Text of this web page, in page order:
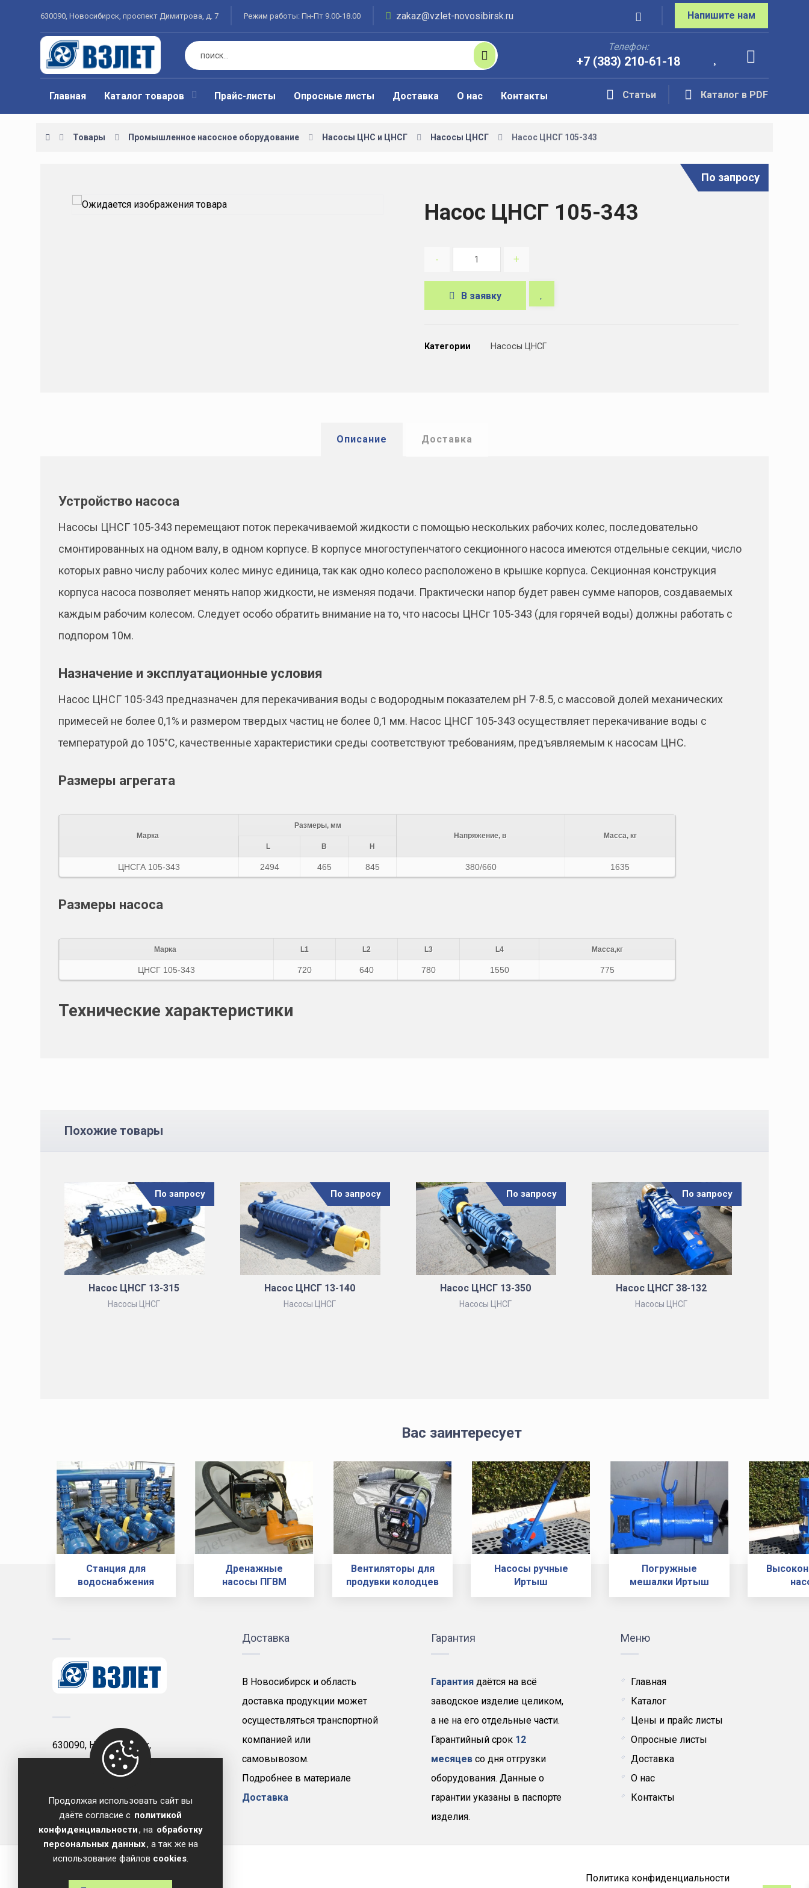
630090, Новосибирск, проспект Димитрова, д. 7 Режим работы: Пн-Пт 9.00-18.00 zakaz@vzlet-novosibirsk.ru Напишите нам
Телефон:
+7 (383) 210-61-18
Главная Каталог товаров Прайс-листы Опросные листы Доставка О нас Контакты Каталог в PDF
Статьи
Товары Промышленное насосное оборудование Насосы ЦНС и ЦНСГ Насосы ЦНСГ Насос ЦНСГ 105-343
Насос ЦНСГ 105-343
По запросу
- +
В заявку
a
:
Категории Насосы ЦНСГ
Описание Доставка
Устройство насоса
Насосы ЦНСГ 105-343 перемещают поток перекачиваемой жидкости с помощью нескольких рабочих колес, последовательно
смонтированных на одном валу, в одном корпусе. В корпусе многоступенчатого секционного насоса имеются отдельные секции, число
которых равно числу рабочих колес минус единица, так как одно колесо расположено в крышке корпуса. Секционная конструкция
корпуса насоса позволяет менять напор жидкости, не изменяя подачи. Практически напор будет равен сумме напоров, создаваемых
каждым рабочим колесом. Следует особо обратить внимание на то, что насосы ЦНСг 105-343 (для горячей воды) должны работать с
подпором 10м.
Назначение и эксплуатационные условия
Насос ЦНСГ 105-343 предназначен для перекачивания воды с водородным показателем pH 7-8.5, с массовой долей механических
примесей не более 0,1% и размером твердых частиц не более 0,1 мм. Насос ЦНСГ 105-343 осуществляет перекачивание воды с
температурой до 105°C, качественные характеристики среды соответствуют требованиям, предъявляемым к насосам ЦНС.
Размеры агрегата
Марка
Размеры, мм
Напряжение, в
Масса, кг
L
B H
ЦНСГА 105-343 2494 465 845 380/660 1635
Размеры насоса
Марка L1 L2 L3 L4 Масса,кг
ЦНСГ 105-343 720 640 780 1550 775
Технические характеристики
Похожие товары
Насос ЦНСГ 13-315
Насосы ЦНСГ
По запросу
Насос ЦНСГ 13-140
Насосы ЦНСГ
По запросу
Насос ЦНСГ 13-350
Насосы ЦНСГ
По запросу
Насос ЦНСГ 38-132
Насосы ЦНСГ
По запросу
Вас заинтересует
Станция для
водоснабжения
Дренажные
насосы ПГВМ
Вентиляторы для
продувки колодцев
Насосы ручные
Иртыш
Погружные
мешалки Иртыш
630090, Новосибирск,
проспект Димитрова, д. 7
zakaz@vzlet-novosibirsk.ru
Доставка
В Новосибирск и область
доставка продукции может
осуществляться транспортной
компанией или
самовывозом.
Подробнее в материале
Доставка
Гарантия
Гарантия даётся на всё
заводское изделие целиком,
а не на его отдельные части.
Гарантийный срок 12
месяцев со дня отгрузки
оборудования. Данные о
гарантии указаны в паспорте
изделия.
Меню
Главная
Каталог
Цены и прайс листы
Опросные листы
Доставка
О нас
Контакты
Политика конфиденциальности
Продолжая использовать сайт вы
даёте согласие с политикой
конфиденциальности, на обработку
персональных данных, а так же на
использование файлов cookies.